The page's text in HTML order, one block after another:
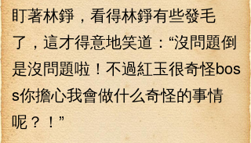
盯著林錚，看得林錚有些發毛
了，這才得意地笑道：“沒問題倒
是沒問題啦！不過紅玉很奇怪bos
s你擔心我會做什么奇怪的事情
呢？！”